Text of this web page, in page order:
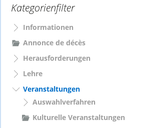
n
a
h
Kategorienfilter
Informationen
Annonce de décès
Herausforderungen
Lehre
Veranstaltungen
Auswahlverfahren
Kulturelle Veranstaltungen